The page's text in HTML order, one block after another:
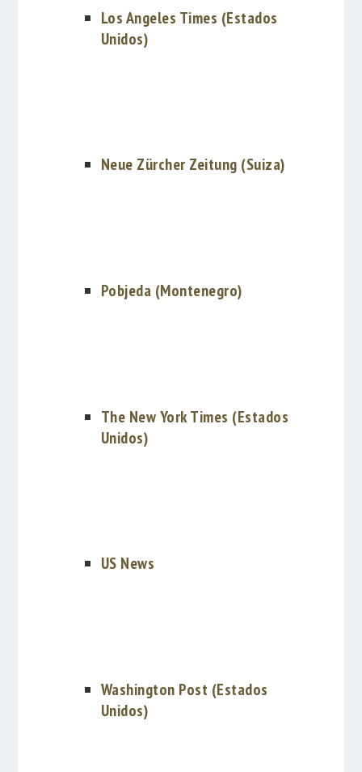
Los Angeles Times (Estados
Unidos)
Neue Zürcher Zeitung (Suiza)
Pobjeda (Montenegro)
The New York Times (Estados
Unidos)
US News
Washington Post (Estados
Unidos)